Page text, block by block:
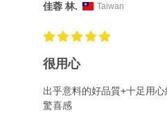
佳蓉 林. Taiwan
很用心
出乎意料的好品質+十足用
驚喜感